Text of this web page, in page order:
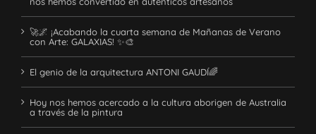
🚀🌌 ¡Acabando la cuarta semana de Mañanas de Verano
con Arte: GALAXIAS! ✨🎨
El genio de la arquitectura ANTONI GAUDÍ🌈
Hoy nos hemos acercado a la cultura aborigen de Australia
a través de la pintura